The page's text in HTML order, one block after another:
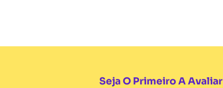
Seja O Primeiro A Avaliar